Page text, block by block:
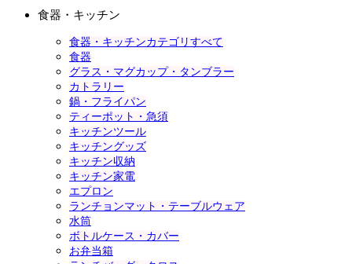
食器・キッチン
食器・キッチンカテゴリすべて
食器
グラス・マグカップ・タンブラー
カトラリー
鍋・フライパン
ティーポット・急須
キッチンツール
キッチングッズ
キッチン収納
キッチン家電
エプロン
ランチョンマット・テーブルウェア
水筒
ボトルケース・カバー
お弁当箱